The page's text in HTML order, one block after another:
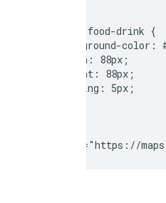
  .icons-food-drink {
background-color:
    width: 88px;
    height: 88px;
    padding: 5px;
<img src="https://